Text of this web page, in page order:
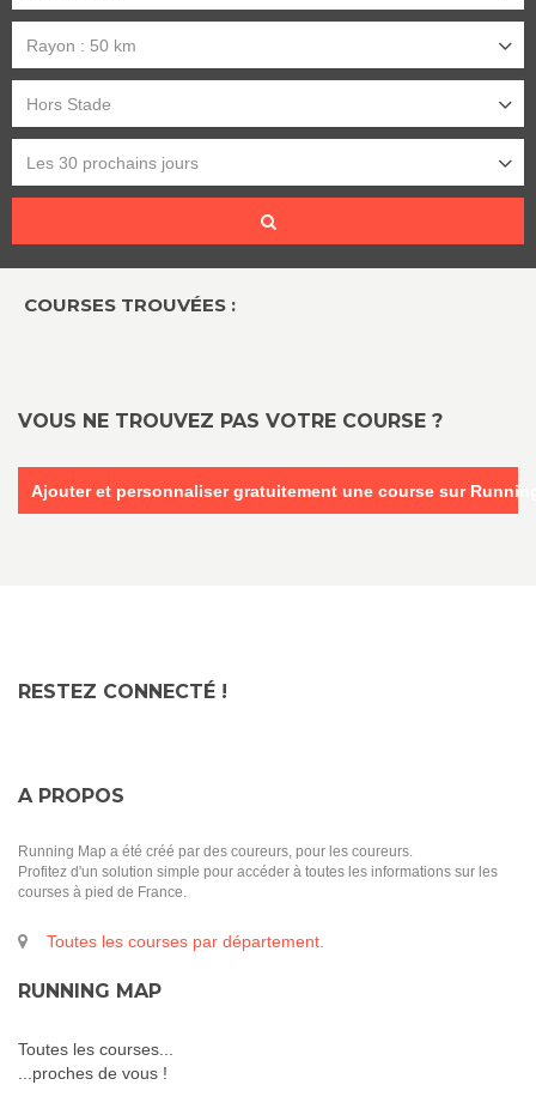
Rayon : 50 km
Hors Stade
Les 30 prochains jours
COURSES TROUVÉES :
VOUS NE TROUVEZ PAS VOTRE COURSE ?
Ajouter et personnaliser gratuitement une course sur
RESTEZ CONNECTÉ !
A PROPOS
Running Map a été créé par des coureurs, pour les coureurs.
Profitez d'un solution simple pour accéder à toutes les informations sur les
courses à pied de France.
Toutes les courses par département.
RUNNING MAP
Toutes les courses...
...proches de vous !